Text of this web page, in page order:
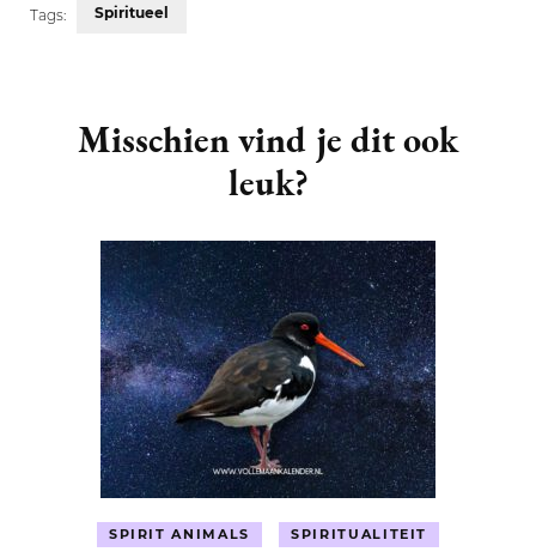
Tags: Spiritueel
Navigation
Misschien vind je dit ook
leuk?
SPIRIT ANIMALS SPIRITUALITEIT